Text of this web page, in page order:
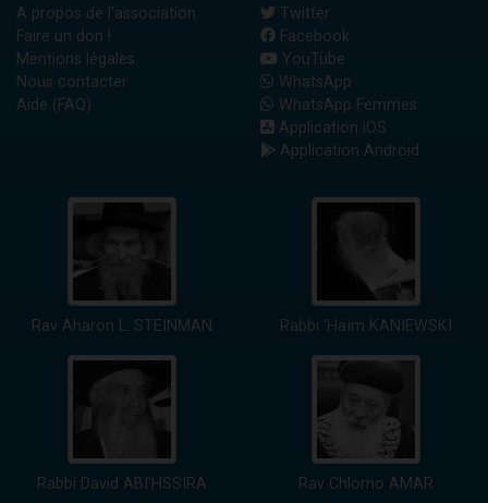
A propos de l'association
Faire un don !
Mentions légales
Nous contacter
Aide (FAQ)
Twitter
Facebook
YouTube
WhatsApp
WhatsApp Femmes
Application iOS
Application Android
Rav Aharon L. STEINMAN Rabbi 'Haïm KANIEWSKI
Rabbi David ABI'HSSIRA Rav Chlomo AMAR